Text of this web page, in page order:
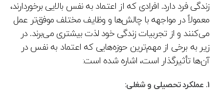
زندگی فرد دارد. افرادی که از اعتماد به نفس بالایی برخوردارند،
معمولاً در مواجهه با چالش‌ها و وظایف مختلف موفق‌تر عمل
می‌کنند و از تجربیات زندگی خود لذت بیشتری می‌برند. در
زیر به برخی از مهم‌ترین حوزه‌هایی که اعتماد به نفس در
آن‌ها تأثیرگذار است، اشاره شده است:
عملکرد تحصیلی و شغلی: